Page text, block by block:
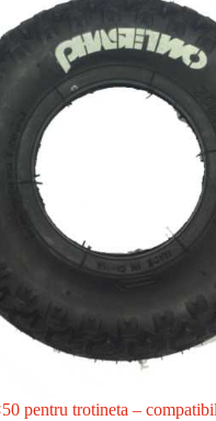
pentru trotineta –